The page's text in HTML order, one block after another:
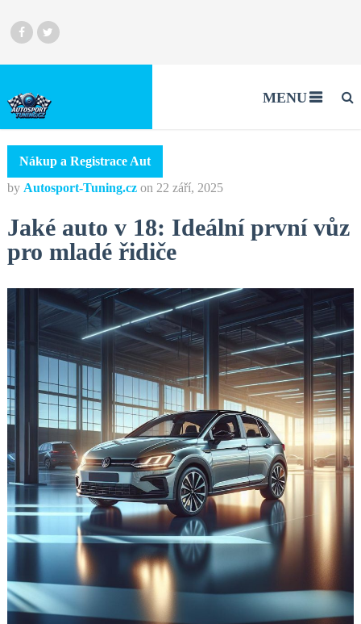
MENU
Nákup a Registrace Aut
by Autosport-Tuning.cz on 22 září, 2025
Jaké auto v 18: Ideální první vůz
pro mladé řidiče